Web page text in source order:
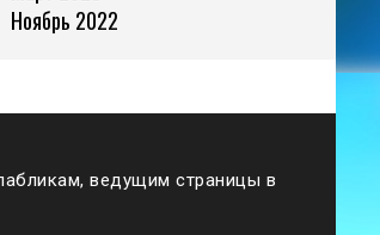
Ноябрь 2022
ведущим страницы в